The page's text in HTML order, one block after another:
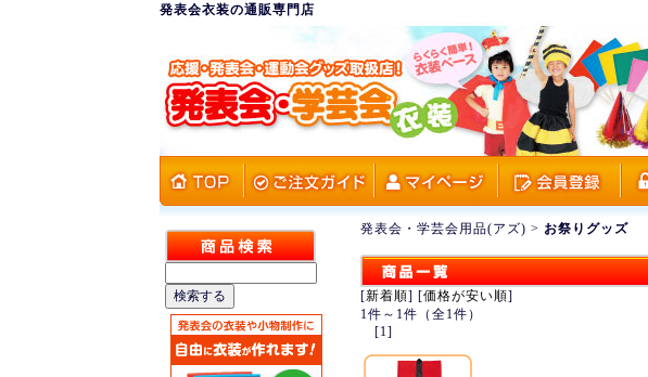
発表会衣装の通販専門店
発表会・学芸会用品(アズ) > お祭りグッズ
[新着順] [価格が安い順]
1件～1件（全1件）
[1]